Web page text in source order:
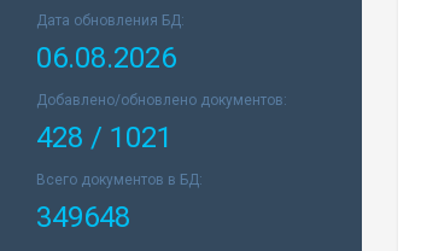
Дата обновления БД:
06.08.2026
Добавлено/обновлено документов:
428 / 1021
Всего документов в БД:
349648